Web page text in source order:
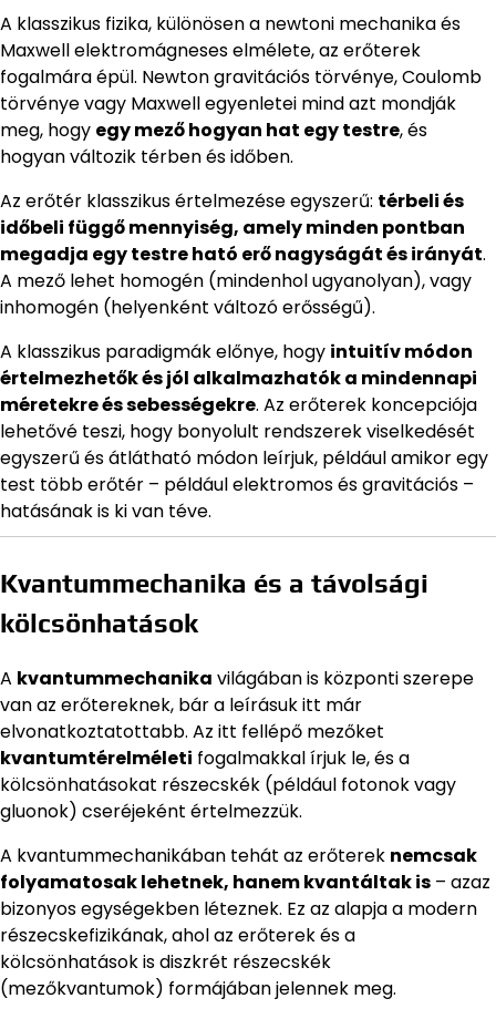
A klasszikus fizika, különösen a newtoni mechanika és
Maxwell elektromágneses elmélete, az erőterek
fogalmára épül. Newton gravitációs törvénye, Coulomb
törvénye vagy Maxwell egyenletei mind azt mondják
meg, hogy egy mező hogyan hat egy testre, és
hogyan változik térben és időben.
Az erőtér klasszikus értelmezése egyszerű: térbeli és
időbeli függő mennyiség, amely minden pontban
megadja egy testre ható erő nagyságát és irányát.
A mező lehet homogén (mindenhol ugyanolyan), vagy
inhomogén (helyenként változó erősségű).
A klasszikus paradigmák előnye, hogy intuitív módon
értelmezhetők és jól alkalmazhatók a mindennapi
méretekre és sebességekre. Az erőterek koncepciója
lehetővé teszi, hogy bonyolult rendszerek viselkedését
egyszerű és átlátható módon leírjuk, például amikor egy
test több erőtér – például elektromos és gravitációs –
hatásának is ki van téve.
Kvantummechanika és a távolsági
kölcsönhatások
A kvantummechanika világában is központi szerepe
van az erőtereknek, bár a leírásuk itt már
elvonatkoztatottabb. Az itt fellépő mezőket
kvantumtérelméleti fogalmakkal írjuk le, és a
kölcsönhatásokat részecskék (például fotonok vagy
gluonok) cseréjeként értelmezzük.
A kvantummechanikában tehát az erőterek nemcsak
folyamatosak lehetnek, hanem kvantáltak is – azaz
bizonyos egységekben léteznek. Ez az alapja a modern
részecskefizikának, ahol az erőterek és a
kölcsönhatások is diszkrét részecskék
(mezőkvantumok) formájában jelennek meg.